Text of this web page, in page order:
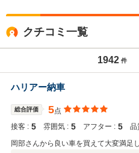
クチコミ一覧
1942 件
ハリアー納車
総合評価 5点
接客 : 5 雰囲気 : 5 アフター : 5 品
岡部さんから良い車を買えて大変満足